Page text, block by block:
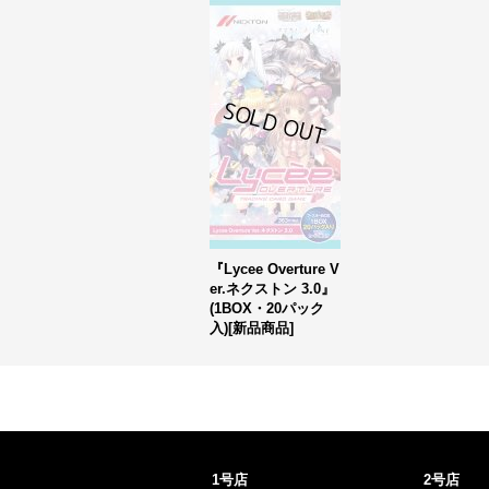
『Lycee Overture V
er.ネクストン 3.0』
(1BOX・20パック
入)[新品商品]
1号店 2号店